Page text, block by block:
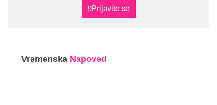
Prijavite se
Vremenska Napoved